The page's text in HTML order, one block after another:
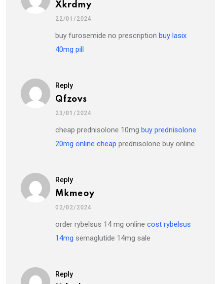
Xkrdmy
22/01/2024
buy furosemide no prescription buy lasix
40mg pill
Reply
Qfzovs
23/01/2024
cheap prednisolone 10mg buy prednisolone
20mg online cheap prednisolone buy online
Reply
Mkmeoy
02/02/2024
order rybelsus 14 mg online cost rybelsus
14mg semaglutide 14mg sale
Reply